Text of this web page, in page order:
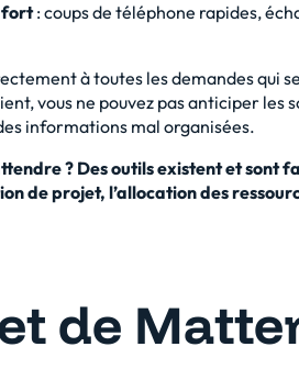
fort : coups de téléphone rapides,
à toutes les demandes qui
vous ne pouvez pas anticiper les
informations mal organisées.
? Des outils existent et sont
de projet, l’allocation des
de